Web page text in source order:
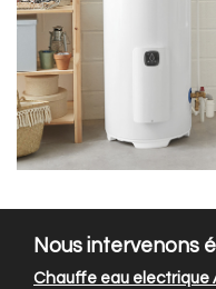
Nous intervenons
Chauffe eau electrique